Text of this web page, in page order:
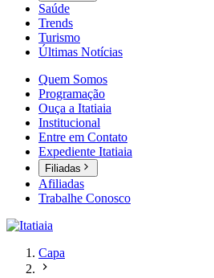
Saúde
Trends
Turismo
Últimas Notícias
Quem Somos
Programação
Ouça a Itatiaia
Institucional
Entre em Contato
Expediente Itatiaia
Filiadas
Afiliadas
Trabalhe Conosco
Capa